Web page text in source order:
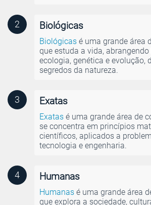
2 Biológicas
Biológicas é uma grande área
que estuda a vida,
ecologia, genética e evolução,
segredos da natureza.
3 Exatas
Exatas é uma grande área de
se concentra em princípios
científicos, aplicados a
tecnologia e engenharia.
4 Humanas
Humanas é uma grande área
que explora a sociedade,